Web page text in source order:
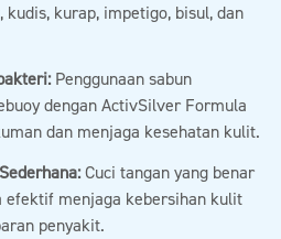
kudis, kurap, impetigo, bisul, dan
Penggunaan sabun
dengan ActivSilver Formula
dan menjaga kesehatan kulit.
Cuci tangan yang benar
efektif menjaga kebersihan kulit
penyakit.